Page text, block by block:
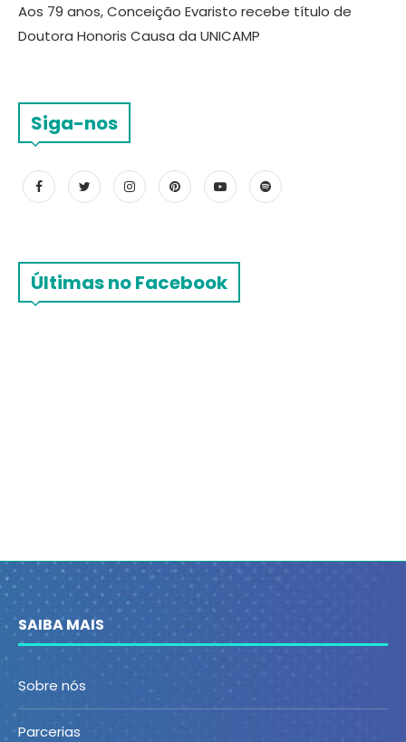
Aos 79 anos, Conceição Evaristo recebe título de
Doutora Honoris Causa da UNICAMP
Siga-nos
Últimas no Facebook
SAIBA MAIS
Sobre nós
Parcerias